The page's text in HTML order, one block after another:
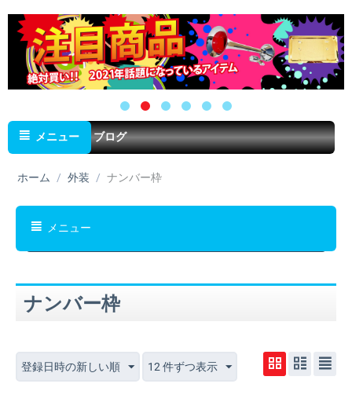
メニュー ブログ
ホーム / 外装 / ナンバー枠
メニュー
ナンバー枠
登録日時の新しい順 12 件ずつ表示